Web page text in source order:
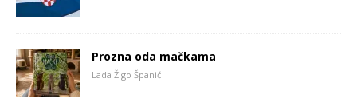
Prozna oda mačkama
Lada Žigo Španić